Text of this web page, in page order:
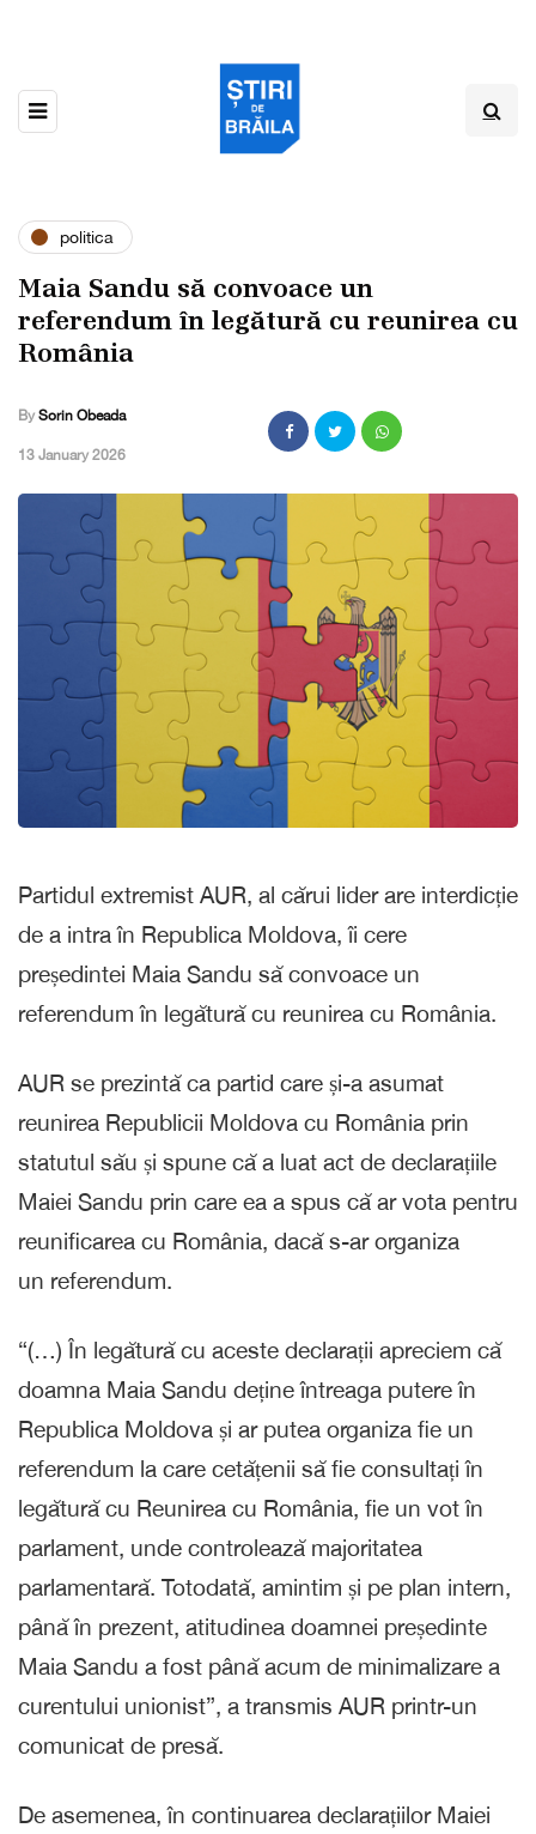
politica
Maia Sandu să convoace un
referendum în legătură cu reunirea cu
România
By Sorin Obeada
,13 January 2026
Partidul extremist AUR, al cărui lider are interdicție
de a intra în Republica Moldova, îi cere
președintei Maia Sandu să convoace un
referendum în legătură cu reunirea cu România.
AUR se prezintă ca partid care și-a asumat
reunirea Republicii Moldova cu România prin
statutul său și spune că a luat act de declarațiile
Maiei Sandu prin care ea a spus că ar vota pentru
reunificarea cu România, dacă s-ar organiza
un referendum.
“(…) În legătură cu aceste declarații apreciem că
doamna Maia Sandu deține întreaga putere în
Republica Moldova și ar putea organiza fie un
referendum la care cetățenii să fie consultați în
legătură cu Reunirea cu România, fie un vot în
parlament, unde controlează majoritatea
parlamentară. Totodată, amintim și pe plan intern,
până în prezent, atitudinea doamnei președinte
Maia Sandu a fost până acum de minimalizare a
curentului unionist”, a transmis AUR printr-un
comunicat de presă.
De asemenea, în continuarea declarațiilor Maiei